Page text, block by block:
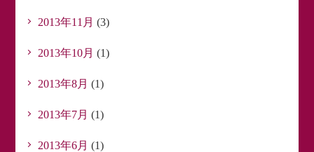
2013年11月 (3)
2013年10月 (1)
2013年8月 (1)
2013年7月 (1)
2013年6月 (1)